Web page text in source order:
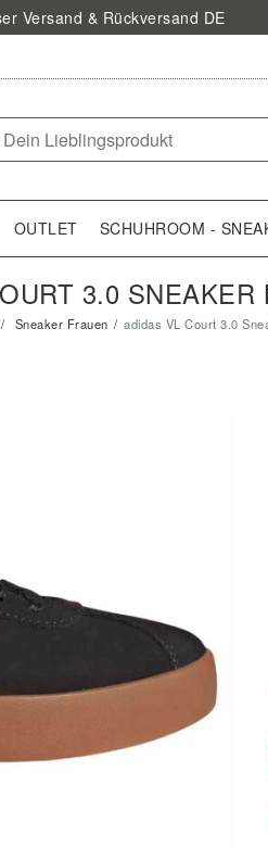
Versand & Rückversand DE
OUTLET SCHUHROOM -
3.0 SNEAKER
Sneaker Frauen adidas VL Court 3.0